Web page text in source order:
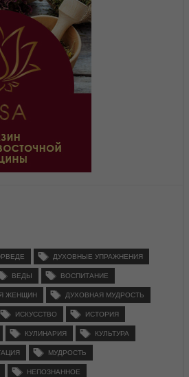
ДУХОВНЫЕ УПРАЖНЕНИЯ
ВЕДЫ ВОСПИТАНИЕ
ЖЕНЩИН ДУХОВНАЯ МУДРОСТЬ
ИСКУССТВО ИСТОРИЯ
КУЛИНАРИЯ КУЛЬТУРА
МУДРОСТЬ
НЕПОЗНАННОЕ